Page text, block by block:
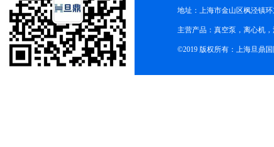
地址：上海市金山区枫泾镇
主营产品：真空泵，离心机
©2019 版权所有：上海旦鼎